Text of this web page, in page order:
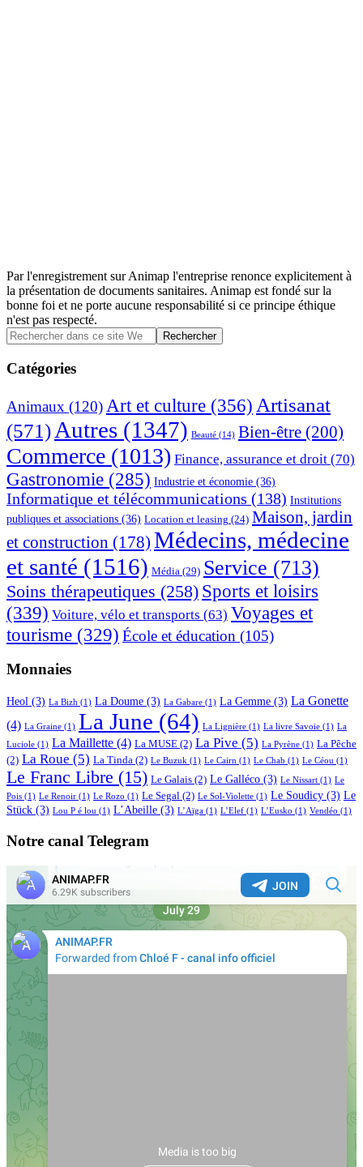
Par l'enregistrement sur Animap l'entreprise renonce explicitement à
la présentation de documents sanitaires. Animap est fondé sur la
bonne foi et ne porte aucune responsabilité si ce principe éthique
n'est pas respecté.
Barre
latérale
principale
Rechercher
dans
ce
site
Catégories
Animaux (120) Art et culture (356) Artisanat
(571) Autres (1347) Beauté (14) Bien-être (200)
Commerce (1013) Finance, assurance et droit (70)
Gastronomie (285) Industrie et économie (36)
Informatique et télécommunications (138) Institutions
publiques et associations (36) Location et leasing (24) Maison, jardin
et construction (178) Médecins, médecine
et santé (1516) Média (29) Service (713)
Soins thérapeutiques (258) Sports et loisirs
(339) Voiture, vélo et transports (63) Voyages et
tourisme (329) École et éducation (105)
Monnaies
Heol (3) La Bizh (1) La Doume (3) La Gabare (1) La Gemme (3) La Gonette
(4) La Graine (1) La June (64) La Lignière (1) La livre Savoie (1) La
Luciole (1) La Maillette (4) La MUSE (2) La Pive (5) La Pyrène (1) La Pêche
(2) La Roue (5) La Tinda (2) Le Buzuk (1) Le Cairn (1) Le Chab (1) Le Céou (1)
Le Franc Libre (15) Le Galais (2) Le Galléco (3) Le Nissart (1) Le
Pois (1) Le Renoir (1) Le Rozo (1) Le Segal (2) Le Sol-Violette (1) Le Soudicy (3) Le
Stück (3) Lou P é lou (1) L’Abeille (3) L’Aïga (1) L’Elef (1) L’Eusko (1) Vendéo (1)
Notre canal Telegram